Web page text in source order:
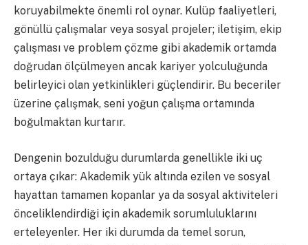
koruyabilmekte önemli rol oynar. Kulüp faaliyetleri,
gönüllü çalışmalar veya sosyal projeler; iletişim, ekip
çalışması ve problem çözme gibi akademik ortamda
doğrudan ölçülmeyen ancak kariyer yolculuğunda
belirleyici olan yetkinlikleri güçlendirir. Bu beceriler
üzerine çalışmak, seni yoğun çalışma ortamında
boğulmaktan kurtarır.
Dengenin bozulduğu durumlarda genellikle iki uç
ortaya çıkar: Akademik yük altında ezilen ve sosyal
hayattan tamamen kopanlar ya da sosyal aktiviteleri
önceliklendirdiği için akademik sorumluluklarını
erteleyenler. Her iki durumda da temel sorun,